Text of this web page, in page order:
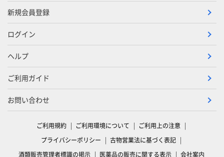
新規会員登録
ログイン
ヘルプ
ご利用ガイド
お問い合わせ
ご利用規約 ご利用環境について
ご利用上の注意
プライバシーポリシー
古物営業法に基づく表記
酒類販売管理者標識の掲示
医薬品の販売に関する表示 会社案内